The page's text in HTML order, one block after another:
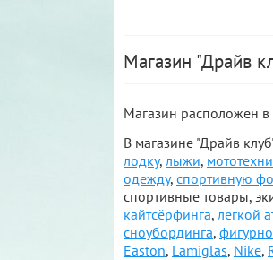
Магазин "Драйв
Магазин расположен в
В магазине "Драйв
лодку, лыжи,
одежду, спортивную
спортивные товары,
кайтсёрфинга, легкой
сноубординга,
Easton, Lamiglas, Nike,